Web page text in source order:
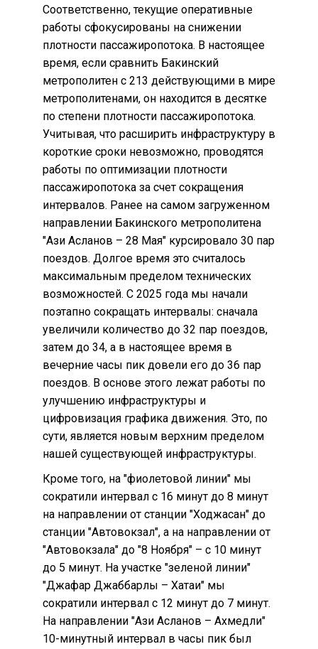
Соответственно, текущие оперативные
работы сфокусированы на снижении
плотности пассажиропотока. В настоящее
время, если сравнить Бакинский
метрополитен с 213 действующими в мире
метрополитенами, он находится в десятке
по степени плотности пассажиропотока.
Учитывая, что расширить инфраструктуру в
короткие сроки невозможно, проводятся
работы по оптимизации плотности
пассажиропотока за счет сокращения
интервалов. Ранее на самом загруженном
направлении Бакинского метрополитена
"Ази Асланов – 28 Мая" курсировало 30 пар
поездов. Долгое время это считалось
максимальным пределом технических
возможностей. С 2025 года мы начали
поэтапно сокращать интервалы: сначала
увеличили количество до 32 пар поездов,
затем до 34, а в настоящее время в
вечерние часы пик довели его до 36 пар
поездов. В основе этого лежат работы по
улучшению инфраструктуры и
цифровизация графика движения. Это, по
сути, является новым верхним пределом
нашей существующей инфраструктуры.
Кроме того, на "фиолетовой линии" мы
сократили интервал с 16 минут до 8 минут
на направлении от станции "Ходжасан" до
станции "Автовокзал", а на направлении от
"Автовокзала" до "8 Ноября" – с 10 минут
до 5 минут. На участке "зеленой линии"
"Джафар Джаббарлы – Хатаи" мы
сократили интервал с 12 минут до 7 минут.
На направлении "Ази Асланов – Ахмедли"
10-минутный интервал в часы пик был